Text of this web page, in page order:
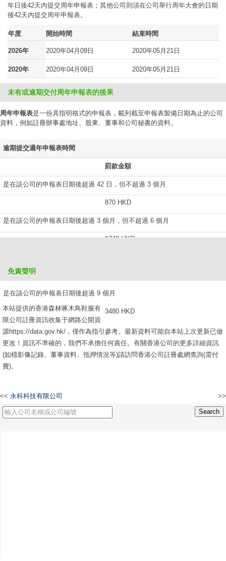
年日後42天內提交周年申報表；其他公司則須在公司舉行周年大會的日期
後42天內提交周年申報表。
年度 開始時間 結束時間
2026年 2020年04月09日 2020年05月21日
2020年 2020年04月09日 2020年05月21日
未有或逾期交付周年申報表的後果
周年申報表是一份具指明格式的申報表，載列截至申報表製備日期為止的公司
資料，例如註冊辦事處地址、股東、董事和公司秘書的資料。
逾期提交週年申報表時間
罰款金額
是在該公司的申報表日期後超過 42 日，但不超過 3 個月
870 HKD
是在該公司的申報表日期後超過 3 個月，但不超過 6 個月
1740 HKD
是在該公司的申報表日期後超過 9 個月
3480 HKD
免責聲明
本站提供的香港森林啄木鳥鞋服有
限公司註冊資訊收集于網路公開資
源https://data.gov.hk/，僅作為指引參考。最新資料可能自本站上次更新已做
更改！資訊不準確的，我們不承擔任何責任。有關香港公司的更多詳細資訊
(如檔影像記錄、董事資料、抵押情況等)請訪問香港公司註冊處網查詢(需付
費)。
<< 永科科技有限公司 >>